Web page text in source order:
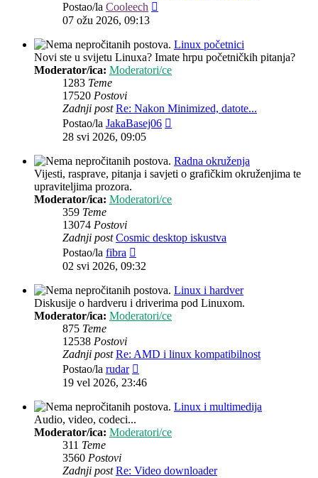
Postao/la Cooleech
07 ožu 2026, 09:13
Linux početnici
Novi ste u svijetu Linuxa? Imate hrpu početničkih pitanja?
Moderator/ica: Moderatori/ce
1283 Teme
17520 Postovi
Zadnji post Re: Nakon Minimized, datote...
Postao/la JakaBasej06
28 svi 2026, 09:05
Radna okruženja
Vijesti, rasprave, pitanja i savjeti o grafičkim okruženjima te
upraviteljima prozora.
Moderator/ica: Moderatori/ce
359 Teme
13074 Postovi
Zadnji post Cosmic desktop iskustva
Postao/la fibra
post
02 svi 2026, 09:32
Linux i hardver
Diskusije o hardveru i driverima pod Linuxom.
Moderator/ica: Moderatori/ce
875 Teme
12538 Postovi
Zadnji post Re: AMD i linux kompatibilnost
Postao/la rudar
post
19 vel 2026, 23:46
Linux i multimedija
Audio, video, codeci...
Moderator/ica: Moderatori/ce
311 Teme
3560 Postovi
Zadnji post Re: Video downloader